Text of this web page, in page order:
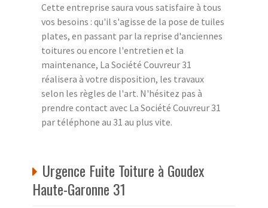
Cette entreprise saura vous satisfaire à tous
vos besoins : qu'il s'agisse de la pose de tuiles
plates, en passant par la reprise d'anciennes
toitures ou encore l'entretien et la
maintenance, La Société Couvreur 31
réalisera à votre disposition, les travaux
selon les règles de l'art. N'hésitez pas à
prendre contact avec La Société Couvreur 31
par téléphone au 31 au plus vite.
Urgence Fuite Toiture à Goudex
Haute-Garonne 31